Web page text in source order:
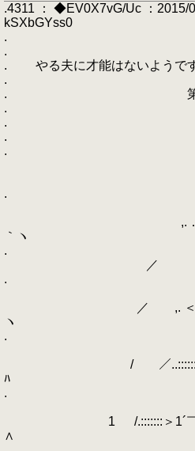
.4311 ： ◆EV0X7vG/Uc ：2015/
kSXbGYss0
.
.
. やる夫に才能はないようで
.
. 第四
.
.
.
.
,.． ─-
.
,.
｀ヽ
／ ,,.. -
.
／ ,. ＜ ,r弋y
ヽ
.
/ ／..::::::::.`ー''”
ﾊ
.
1 /.:::::::＞1´￣￣
∧